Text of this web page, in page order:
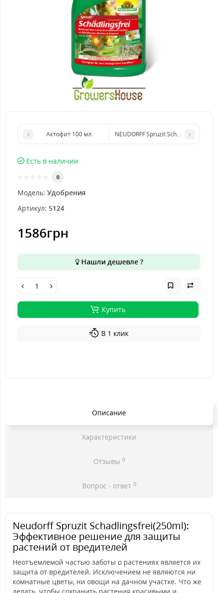
Актофит 100 мл. NEUDORFF Spruzit Schadlingsfrei
Есть в наличии
0
Модель: Удобрения
Артикул: 5124
1586грн
Нашли дешевле ?
Купить
В 1 клик
Описание
Характеристики
Отзывы 0
Вопрос - ответ 0
Neudorff Spruzit Schadlingsfrei(250ml):
Эффективное решение для защиты
растений от вредителей
Неотъемлемой частью заботы о растениях является их
защита от вредителей. Исключением не являются ни
комнатные цветы, ни овощи на дачном участке. Что же